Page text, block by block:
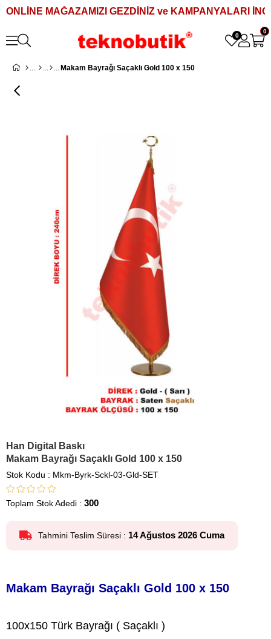
ONLİNE MAĞAZAMIZI GEZDİNİZ ve KAMPANYALARI
0
0
Makam Bayrağı Saçaklı Gold 100 x 150
Han Digital Baskı
Makam Bayrağı Saçaklı Gold 100 x 150
Stok Kodu Mkm-Byrk-Sckl-03-Gld-SET
Toplam Stok Adedi : 300
Tahmini Teslim Süresi : 14 Ağustos 2026 Cuma
Makam Bayrağı Saçaklı Gold 100 x 150
100x150 Türk Bayrağı ( Saçaklı )